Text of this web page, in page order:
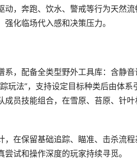
，奔跑、饮水、警戒等行为天然流
化临场代入感和决策压力。
，配备全类型野外工具库：含静
玩法”，支持设定目标种类后由体
成员技能组合，在雪原、苔原、针
在保留基础追踪、瞄准、击杀流
试和操作深度的玩家持续寻觅。